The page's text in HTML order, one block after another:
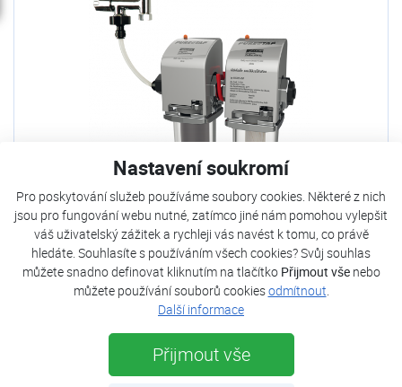
Nastavení soukromí
Pro poskytování služeb používáme soubory cookies. Některé z nich
jsou pro fungování webu nutné, zatímco jiné nám pomohou vylepšit
váš uživatelský zážitek a rychleji vás navést k tomu, co právě
hledáte. Souhlasíte s používáním všech cookies? Svůj souhlas
můžete snadno definovat kliknutím na tlačítko Přijmout všenebo
můžete používání souborů cookiesodmítnout
Další informace
Přijmout vše
JUDO PURE-TAP
Není skladem
Odeslat poptávku